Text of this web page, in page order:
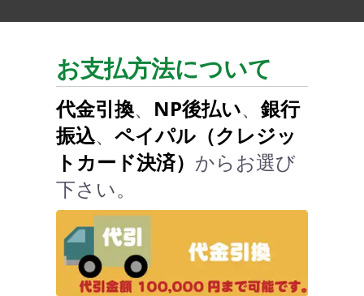
お支払方法について
代金引換、 NP後払い、 銀行
振込、 ペイパル（クレジッ
トカード決済） からお選び
下さい。